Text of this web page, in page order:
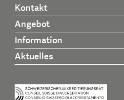
Kontakt
Angebot
Information
Aktuelles